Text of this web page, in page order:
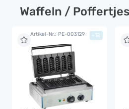
Waffeln / Poffertjes
Artikel-Nr.: PE-003129 +